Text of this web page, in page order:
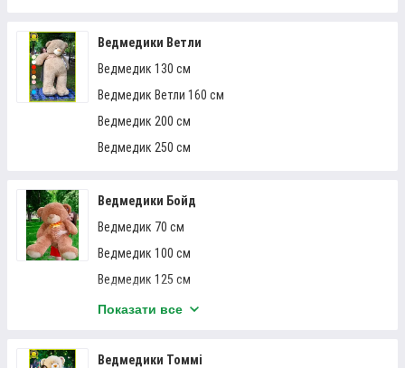
БІЛИЙ ВЕДМІДЬ ВЕТЛІ (2 М)
Великий плюшевий ведмедик, купити якого ви можете на
Ведмедики Ветли
Ведмедик 130 см
Ведмедик Ветли 160 см
Ведмедик 200 см
Ведмедик 250 см
Ведмедики Бойд
Ведмедик 70 см
Ведмедик 100 см
Ведмедик 125 см
Ведмедик Бойд 160 см
Показати все
Ведмедики Томмі